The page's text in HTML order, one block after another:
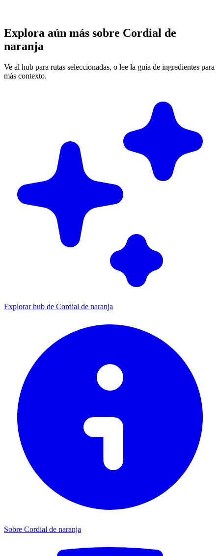
Explora aún más sobre Cordial de
naranja
Ve al hub para rutas seleccionadas, o lee la guía de ingredientes para
más contexto.
Explorar hub de Cordial de naranja
Sobre Cordial de naranja